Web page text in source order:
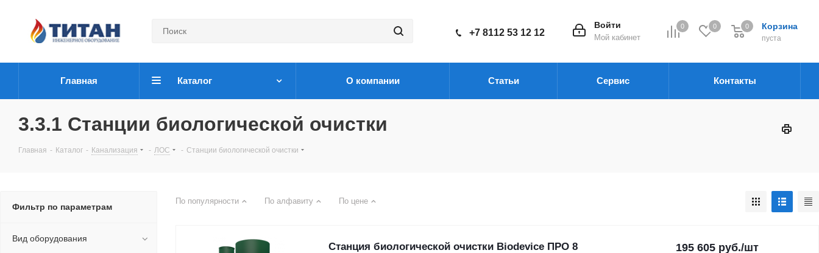
0 0 Корзина
пуста
0
Войти
Мой кабинет
+7 8112 53 12 12
Главная Каталог О компании Статьи Сервис Контакты
3.3.1 Станции биологической очистки
Главная - Каталог - Канализация - ЛОС - Станции биологической очистки
По популярности По алфавиту По цене
Станция биологической очистки Biodevice ПРО 8 195 605 руб./шт
Фильтр по параметрам
Вид оборудования